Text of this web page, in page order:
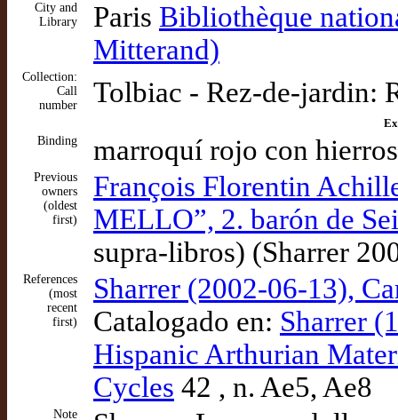
City and
Library
Paris Bibliothèque
Mitterand)
Collection:
Call
number
Tolbiac - Rez-de-jardin:
Binding
marroquí rojo con
Previous
owners
(oldest
first)
François Florentin
MELLO”, 2. barón de
supra-libros) (Sharrer
References
(most
recent
first)
Sharrer (2002-06-13),
Catalogado en: Sharrer
Hispanic Arthurian
Cycles 42 , n. Ae5, Ae8
Note